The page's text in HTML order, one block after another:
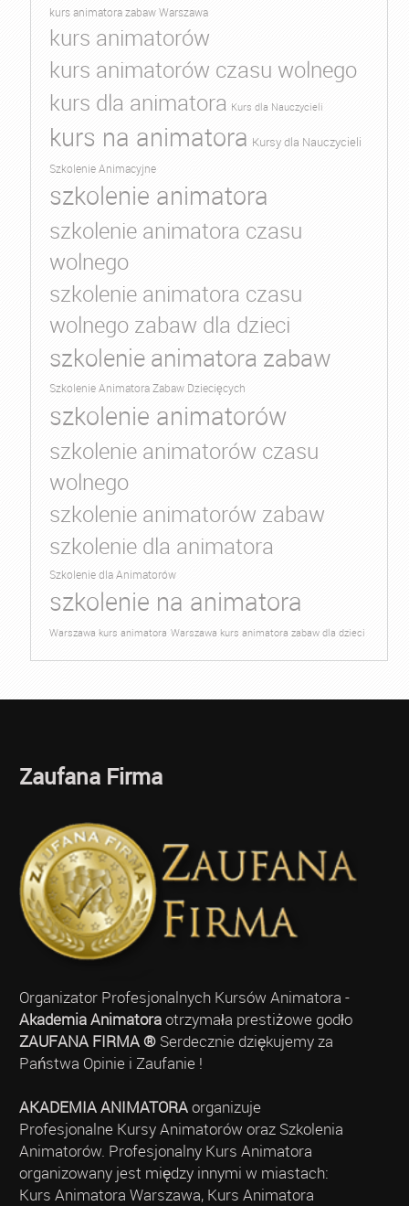
kurs animatora zabaw Warszawa
kurs animatorów
kurs animatorów czasu wolnego
kurs dla animatora Kurs dla Nauczycieli
kurs na animatora Kursy dla Nauczycieli
Szkolenie Animacyjne
szkolenie animatora
szkolenie animatora czasu
wolnego
szkolenie animatora czasu
wolnego zabaw dla dzieci
szkolenie animatora zabaw
Szkolenie Animatora Zabaw Dziecięcych
szkolenie animatorów
szkolenie animatorów czasu
wolnego
szkolenie animatorów zabaw
szkolenie dla animatora
Szkolenie dla Animatorów
szkolenie na animatora
Warszawa kurs animatora Warszawa kurs animatora zabaw dla dzieci
Zaufana Firma
Organizator Profesjonalnych Kursów Animatora -
Akademia Animatoraotrzymała prestiżowe godło
ZAUFANA FIRMA ®Serdecznie dziękujemy za
Państwa Opinie i Zaufanie !
AKADEMIA ANIMATORAorganizuje
Profesjonalne Kursy Animatorów oraz Szkolenia
Animatorów. Profesjonalny Kurs Animatora
organizowany jest między innymi w miastach:
Kurs Animatora Warszawa, Kurs Animatora